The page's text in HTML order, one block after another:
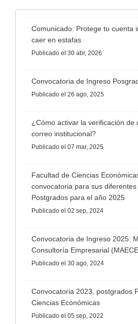
Comunicado: Protege tu cuenta
caer en estafas
Publicado el 30 abr, 2026
Convocatoria de Ingreso
Publicado el 26 ago, 2025
¿Cómo activar la verificación de
correo institucional?
Publicado el 07 mar, 2025
Facultad de Ciencias
convocatoria para sus
Postgrados para el año 2025
Publicado el 02 sep, 2024
Convocatoria de Ingreso 2025:
Consultoría Empresarial
Publicado el 30 ago, 2024
Convocatoria 2023, postgrados
Ciencias Económicas
Publicado el 05 sep, 2022